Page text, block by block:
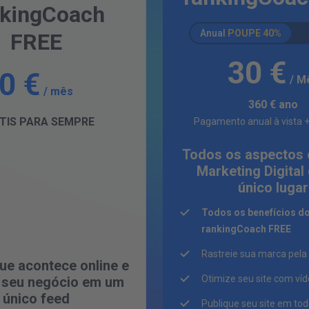
FREE
0 € / mês
PARA SEMPRE
acontece online e
negócio em um
único feed
Anual POUPE40%
30 € /
360 € ano
Pagamento anual à vista
Todos os aspectos
Marketing Digital
único lugar
Todos os benefícios
rankingCoach FREE
Rastreie sua marca
Otimize seu site com
Publique seu site em